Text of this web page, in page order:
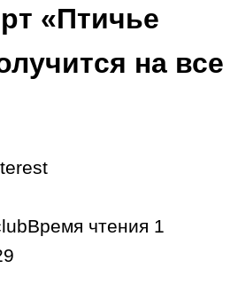
«Птичье
на все
Время чтения 1